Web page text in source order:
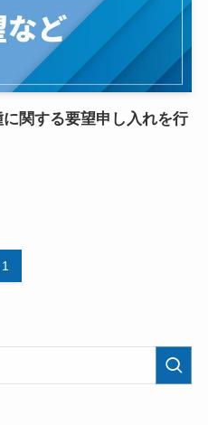
関する要望申し入れを行
1